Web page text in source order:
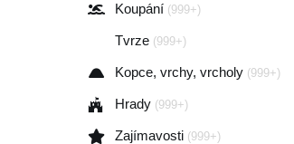
Koupání (999+)
Tvrze (999+)
Kopce, vrchy, vrcholy (999+)
Hrady (999+)
Zajímavosti (999+)